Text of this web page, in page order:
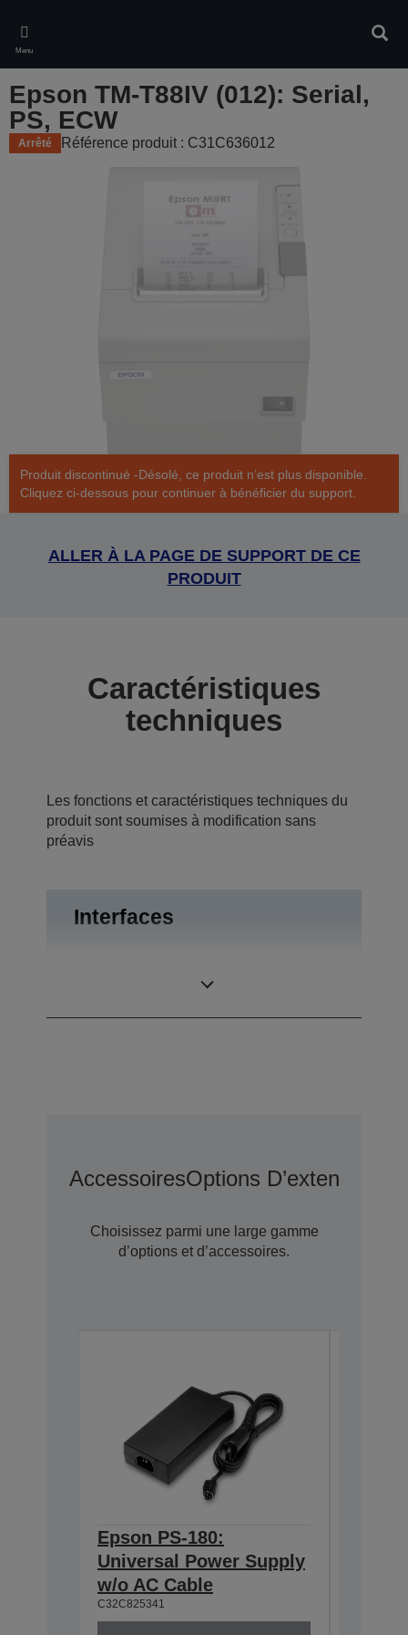
main
content
Menu
Epson TM-T88IV (012): Serial,
PS, ECW
Arrêté Référence produit : C31C636012
Produit discontinué -Désolé, ce produit n’est plus disponible.
Cliquez ci-dessous pour continuer à bénéficier du support.
ALLER À LA PAGE DE SUPPORT DE CE
PRODUIT
Caractéristiques
techniques
Les fonctions et caractéristiques techniques du
produit sont soumises à modification sans
préavis
Interfaces
AccessoiresOptions D’extension
Choisissez parmi une large gamme
d’options et d’accessoires.
Epson PS-180:
Universal Power Supply
w/o AC Cable
C32C825341